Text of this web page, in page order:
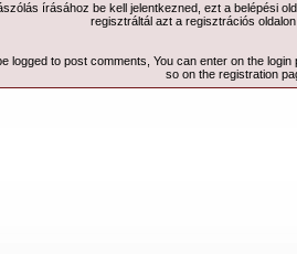
írásához be kell jelentkezned, ezt a belépési
regisztráltál azt a regisztrációs
logged to post comments, You can enter on the login
so on the registration